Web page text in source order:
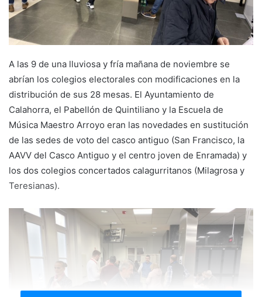
A las 9 de una lluviosa y fría mañana de noviembre se
abrían los colegios electorales con modificaciones en la
distribución de sus 28 mesas. El Ayuntamiento de
Calahorra, el Pabellón de Quintiliano y la Escuela de
Música Maestro Arroyo eran las novedades en sustitución
de las sedes de voto del casco antiguo (San Francisco, la
AAVV del Casco Antiguo y el centro joven de Enramada) y
los dos colegios concertados calagurritanos (Milagrosa y
Teresianas).